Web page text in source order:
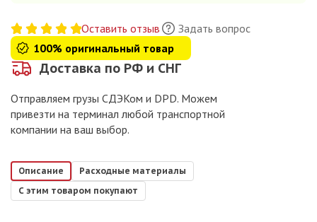
Оставить отзыв
Задать вопрос
100% оригинальный товар
Доставка по РФ и СНГ
Отправляем грузы СДЭКом и DPD. Можем
привезти на терминал любой транспортной
компании на ваш выбор.
Описание
Расходные материалы
С этим товаром покупают